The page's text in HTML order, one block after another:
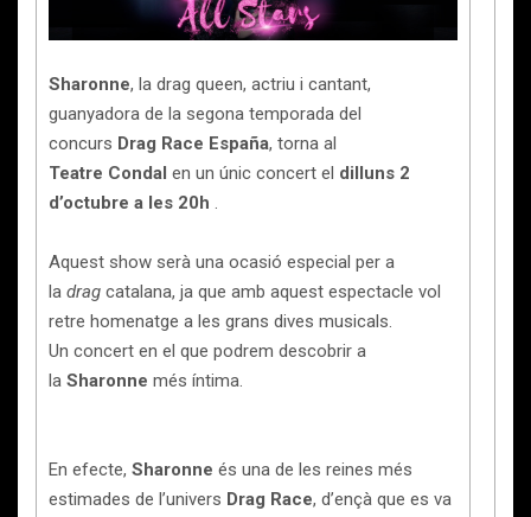
Sharonne, la drag queen, actriu i cantant,
guanyadora de la segona temporada del
concurs Drag Race España, torna al
Teatre Condal en un únic concert el dilluns 2
d’octubre a les 20h .
Aquest show serà una ocasió especial per a
la drag catalana, ja que amb aquest espectacle vol
retre homenatge a les grans dives musicals.
Un concert en el que podrem descobrir a
la Sharonne més íntima.
En efecte, Sharonne és una de les reines més
estimades de l’univers Drag Race, d’ençà que es va